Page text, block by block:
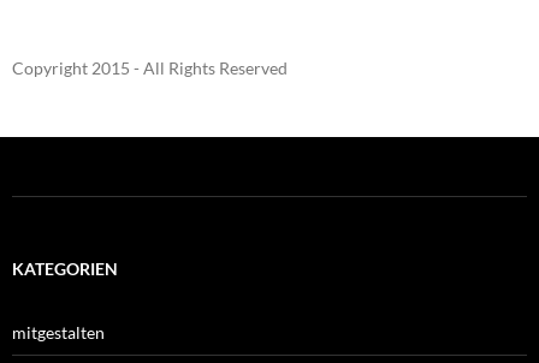
Copyright 2015 - All Rights Reserved
KATEGORIEN
mitgestalten